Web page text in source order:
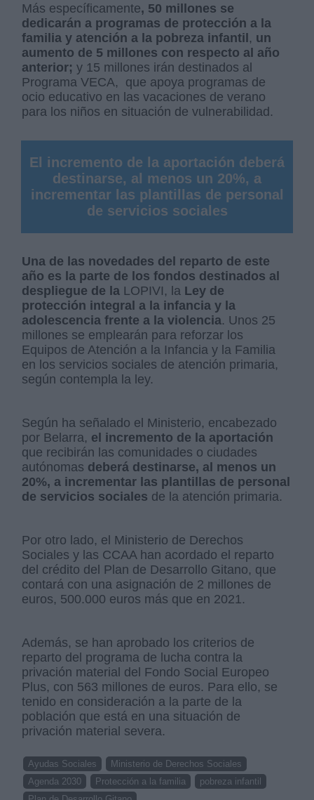
Más específicamente, 50 millones se
dedicarán a programas de protección a la
familia y atención a la pobreza infantil, un
aumento de 5 millones con respecto al año
anterior; y 15 millones irán destinados al
Programa VECA, que apoya programas de
ocio educativo en las vacaciones de verano
para los niños en situación de vulnerabilidad.
El incremento de la aportación deberá
destinarse, al menos un 20%, a
incrementar las plantillas de personal
de servicios sociales
Una de las novedades del reparto de este
año es la parte de los fondos destinados al
despliegue de la LOPIVI, la Ley de
protección integral a la infancia y la
adolescencia frente a la violencia. Unos 25
millones se emplearán para reforzar los
Equipos de Atención a la Infancia y la Familia
en los servicios sociales de atención primaria,
según contempla la ley.
Según ha señalado el Ministerio, encabezado
por Belarra, el incremento de la aportación
que recibirán las comunidades o ciudades
autónomas deberá destinarse, al menos un
20%, a incrementar las plantillas de personal
de servicios sociales de la atención primaria.
Por otro lado, el Ministerio de Derechos
Sociales y las CCAA han acordado el reparto
del crédito del Plan de Desarrollo Gitano, que
contará con una asignación de 2 millones de
euros, 500.000 euros más que en 2021.
Además, se han aprobado los criterios de
reparto del programa de lucha contra la
privación material del Fondo Social Europeo
Plus, con 563 millones de euros. Para ello, se
tenido en consideración a la parte de la
población que está en una situación de
privación material severa.
Ayudas Sociales
Ministerio de Derechos Sociales
Agenda 2030
Protección a la familia
pobreza infantil